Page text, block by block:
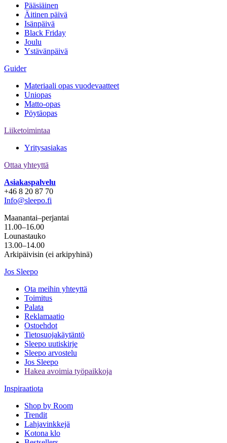
Pääsiäinen
Äitinen päivä
Isänpäivä
Black Friday
Joulu
Ystävänpäivä
Guider
Materiaali opas vuodevaatteet
Uniopas
Matto-opas
Pöytäopas
Liiketoimintaa
Yritysasiakas
Ottaa yhteyttä
Asiakaspalvelu
+46 8 20 87 70
Info@sleepo.fi
Maanantai–perjantai
11.00–16.00
Lounastauko
13.00–14.00
Arkipäivisin (ei arkipyhinä)
Jos Sleepo
Ota meihin yhteyttä
Toimitus
Palata
Reklamaatio
Ostoehdot
Tietosuojakäytäntö
Sleepo uutiskirje
Sleepo arvostelu
Jos Sleepo
Hakea avoimia työpaikkoja
Inspiraatiota
Shop by Room
Trendit
Lahjavinkkejä
Kotona klo